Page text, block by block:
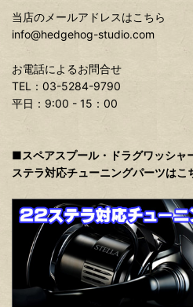
当店のメールアドレスはこちら
info@hedgehog-studio.com
お電話によるお問合せ
TEL：03-5284-9790
平日：9:00 - 15：00
■スペアスプール・ドラグワッシャ
ステラ対応チューニングパーツはこ